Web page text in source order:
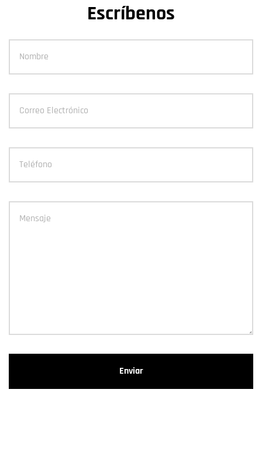
Escríbenos